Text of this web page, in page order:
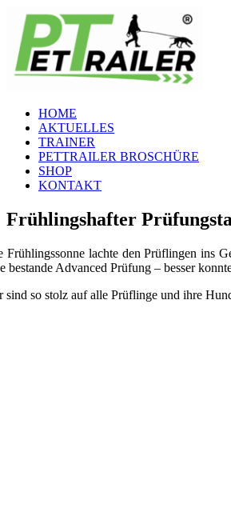
Zum
Inhalt
springen
HOME
AKTUELLES
TRAINER
PETTRAILER BROSCHÜRE
SHOP
KONTAKT
Frühlingshafter
Frühlingssonne lachte den Prüflingen ins
bestande Advanced Prüfung – besser
sind so stolz auf alle Prüflinge und ihre